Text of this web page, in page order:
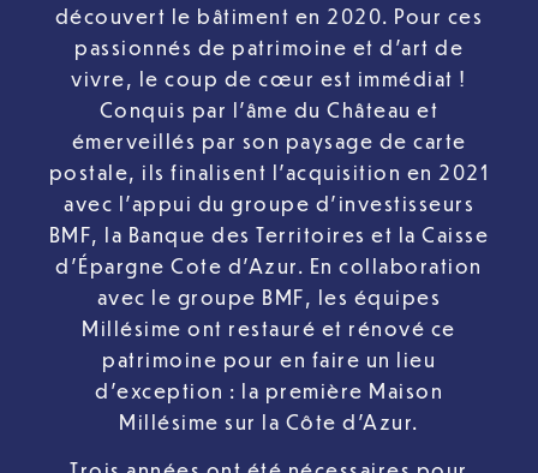
découvert le bâtiment en 2020. Pour ces
passionnés de patrimoine et d’art de
vivre, le coup de cœur est immédiat !
Conquis par l’âme du Château et
émerveillés par son paysage de carte
postale, ils finalisent l’acquisition en 2021
avec l’appui du groupe d’investisseurs
BMF, la Banque des Territoires et la Caisse
d’Épargne Cote d’Azur. En collaboration
avec le groupe BMF, les équipes
Millésime ont restauré et rénové ce
patrimoine pour en faire un lieu
d’exception : la première Maison
Millésime sur la Côte d’Azur.